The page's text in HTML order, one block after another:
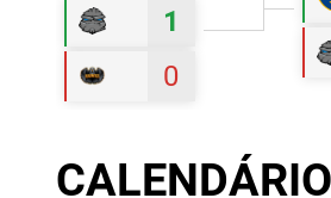
1
0
CALENDÁRIO